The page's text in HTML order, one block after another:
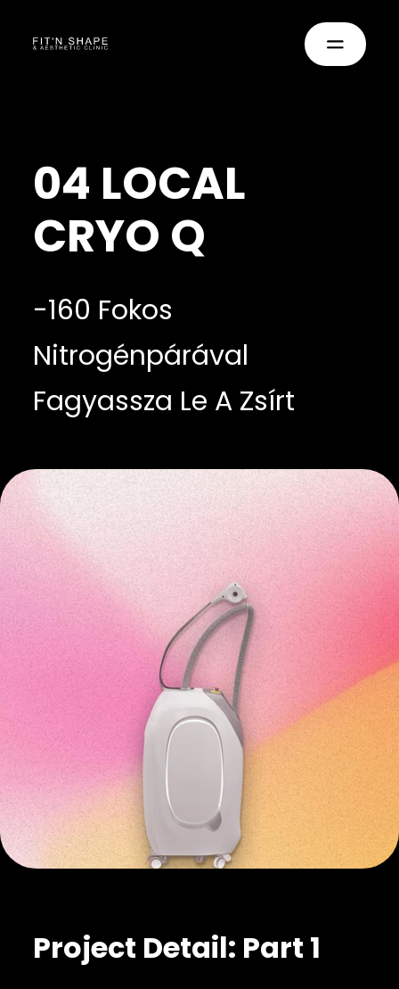
04 LOCAL
CRYO Q
-160 Fokos
Nitrogénpárával
Fagyassza Le A Zsírt
Project Detail: Part 1